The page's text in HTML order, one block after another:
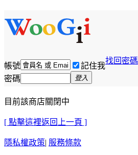
帳號 記住我
找回密碼
密碼 登入
目前該商店關閉中
[ 點擊這裡返回上一頁 ]
隱私權政策| 服務條款